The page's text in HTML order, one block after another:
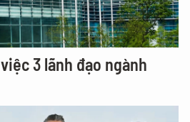
3 lãnh đạo ngành